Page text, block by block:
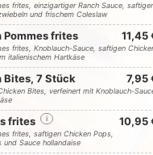
frites, einzigartiger Ranch Sauce,
und frischem Coleslaw
Pommes frites 11,45
frites, Knoblauch-Sauce, saftigen
italienischem Hartkäse
Bites, 7 Stück 7,95
Bites, verfeinert mit Knoblauch-
frites i 10,95
frites, saftigen Chicken Pops,
und Sauce hollandaise